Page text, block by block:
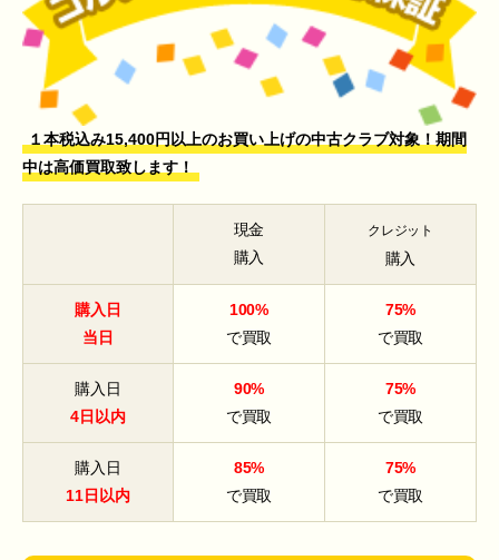
１本税込み15,400円以上のお買い上げの中古クラブ対象！期間
中は高価買取致します！
現金
購入
クレジット
購入
購入日
当日
100%
で買取
75%
で買取
購入日
4日以内
90%
で買取
75%
で買取
購入日
11日以内
85%
で買取
75%
で買取